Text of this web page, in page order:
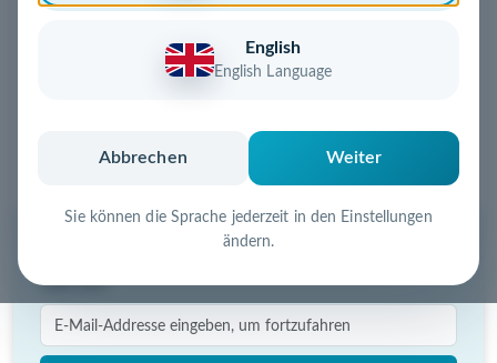
English
English Language
Abbrechen Weiter
Sie können die Sprache jederzeit in den Einstellungen
ändern.
Diese Domain steht zum Sofortkauf bereit!
Anleitung zur schnellen Übertragung
Einfach, sicher und unkompliziert – jetzt zugreifen!
(zzgl USt.)